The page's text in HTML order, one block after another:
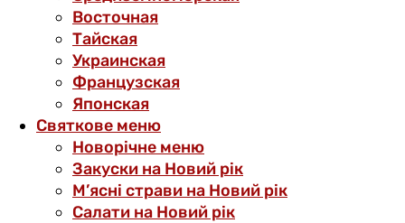
Восточная
Тайская
Украинская
Французская
Японская
Святкове меню
Новорічне меню
Закуски на Новий рік
М’ясні страви на Новий рік
Салати на Новий рік